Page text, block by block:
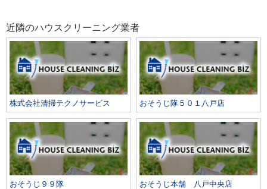
近隣のハウスクリーニング業者
株式会社清掃テクノサービス おそうじ隊５０１八戸店
おそうじ９９隊 おそうじ本舗 八戸中央店